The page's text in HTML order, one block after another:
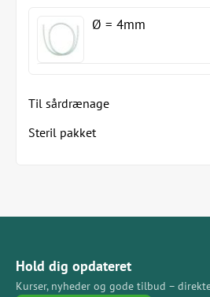
Ø = 4mm
Til sårdrænage
Steril pakket
Hold dig opdateret
Kurser, nyheder og gode tilbud –